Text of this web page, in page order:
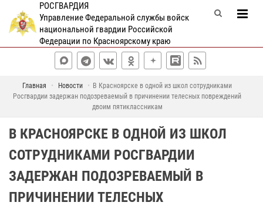
РОСГВАРДИЯ
Управление Федеральной службы войск
национальной гвардии Российской
Федерации по Красноярскому краю
Главная Новости
В Красноярске в одной из школ сотрудниками
Росгвардии задержан подозреваемый в причинении телесных повреждений
двоим пятиклассникам
В КРАСНОЯРСКЕ В ОДНОЙ ИЗ ШКОЛ
СОТРУДНИКАМИ РОСГВАРДИИ
ЗАДЕРЖАН ПОДОЗРЕВАЕМЫЙ В
ПРИЧИНЕНИИ ТЕЛЕСНЫХ